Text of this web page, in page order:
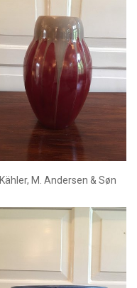
Kähler, M. Andersen & Søn